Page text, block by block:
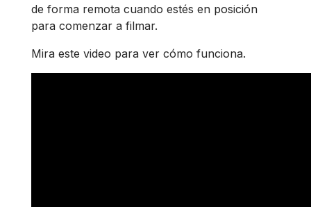
de forma remota cuando estés en posición
para comenzar a filmar.
Mira este video para ver cómo funciona.